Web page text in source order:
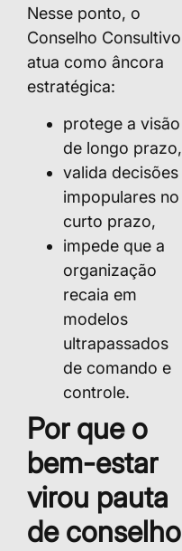
Nesse ponto, o
Conselho Consultivo
atua como âncora
estratégica:
protege a visão
de longo prazo,
valida decisões
impopulares no
curto prazo,
impede que a
organização
recaia em
modelos
ultrapassados
de comando e
controle.
Por que o
bem-estar
virou pauta
de conselho